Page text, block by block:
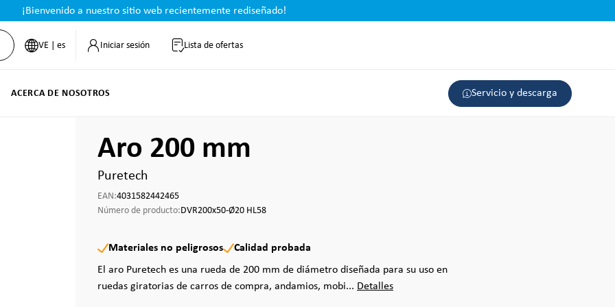
¡Bienvenido a nuestro sitio web recientemente rediseñado!
VE | es Iniciar sesión Lista de ofertas
ACERCA DE NOSOTROS Servicio y descarga
Aro 200 mm
Puretech
EAN:4031582442465
Número de producto:DVR200x50-Ø20 HL58
Materiales no peligrosos
Calidad probada
El aro Puretech es una rueda de 200 mm de diámetro diseñada para su uso en
ruedas giratorias de carros de compra, andamios, mobi... Detalles